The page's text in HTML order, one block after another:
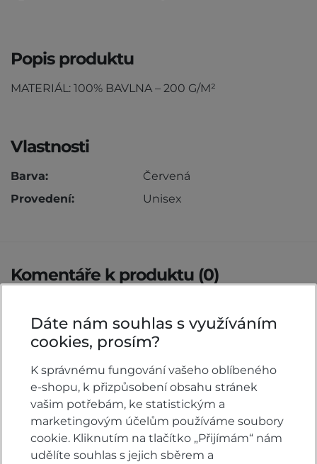
Popis produktu
MATERIÁL: 100% BAVLNA – 200 G/M²
Vlastnosti
Barva:
Červená
Provedení:
Unisex
Komentáře k produktu (0)
Máte otázky k produktu: Tričko Honda Elsinore?
Zeptejte se.
ZEPTAT SE V DISKUSI
Hodnocení produktu
Dáte nám souhlas s využíváním
cookies, prosím?
K správnému fungování vašeho oblíbeného
e-shopu, k přizpůsobení obsahu stránek
vašim potřebám, ke statistickým a
marketingovým účelům používáme soubory
cookie. Kliknutím na tlačítko „Přijímám“ nám
udělíte souhlas s jejich sběrem a